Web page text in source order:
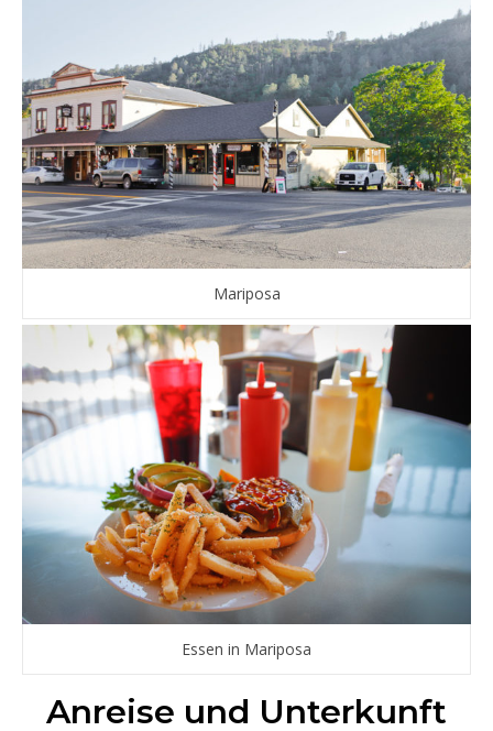
Mariposa
Essen in Mariposa
Anreise und Unterkunft